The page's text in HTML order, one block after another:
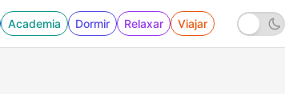
Academia Dormir Relaxar Viajar